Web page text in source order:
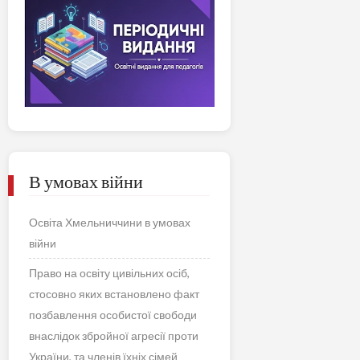
В умовах війни
Освіта Хмельниччини в умовах
війни
Право на освіту цивільних осіб,
стосовно яких встановлено факт
позбавлення особистої свободи
внаслідок збройної агресії проти
України, та членів їхніх сімей